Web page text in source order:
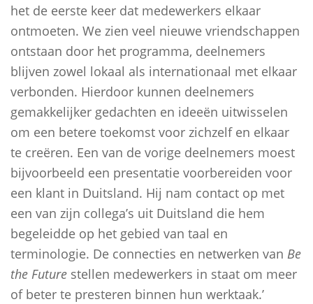
het de eerste keer dat medewerkers elkaar
ontmoeten. We zien veel nieuwe vriendschappen
ontstaan door het programma, deelnemers
blijven zowel lokaal als internationaal met elkaar
verbonden. Hierdoor kunnen deelnemers
gemakkelijker gedachten en ideeën uitwisselen
om een betere toekomst voor zichzelf en elkaar
te creëren. Een van de vorige deelnemers moest
bijvoorbeeld een presentatie voorbereiden voor
een klant in Duitsland. Hij nam contact op met
een van zijn collega’s uit Duitsland die hem
begeleidde op het gebied van taal en
terminologie. De connecties en netwerken van Be
the Future stellen medewerkers in staat om meer
of beter te presteren binnen hun werktaak.’